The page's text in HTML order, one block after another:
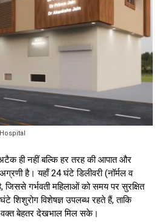
ही नहीं बल्कि हर तरह की आपात और
है। यहाँ 24 घंटे डिलीवरी (नॉर्मल व
गर्भवती महिलाओं को समय पर सुरक्षित
शिशुरोग विशेषज्ञ उपलब्ध रहते हैं, ताकि
बेहतर देखभाल मिल सके।